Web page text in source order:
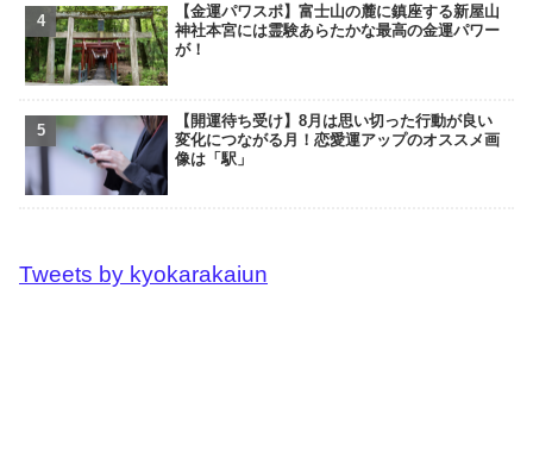
【金運パワスポ】富士山の麓に鎮座する新屋山
神社本宮には霊験あらたかな最高の金運パワー
が！
【開運待ち受け】8月は思い切った行動が良い
変化につながる月！恋愛運アップのオススメ画
像は「駅」
Tweets by kyokarakaiun